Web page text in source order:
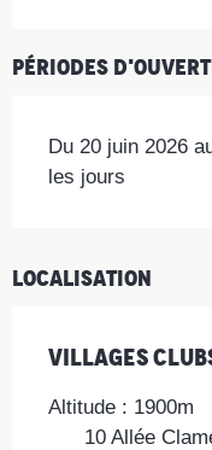
Périodes
Du 20 juin 2026
les jours
Localisation
Villages
Altitude : 1900m
10 Allée